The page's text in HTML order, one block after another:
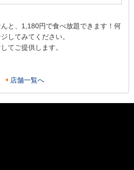
と、1,180円で食べ放題できます！何
してみてください。
てご提供します。
店舗一覧へ